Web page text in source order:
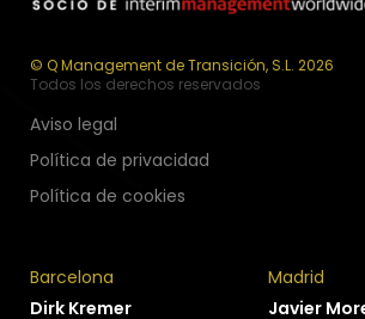
© Q Management de Transición, S.L. 2026
Todos los derechos reservados
Aviso legal
Política de privacidad
Política de cookies
Barcelona
Dirk Kremer
Madrid
Javier